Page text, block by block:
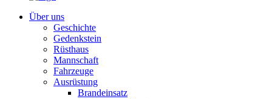
Über uns
Geschichte
Gedenkstein
Rüsthaus
Mannschaft
Fahrzeuge
Ausrüstung
Brandeinsatz